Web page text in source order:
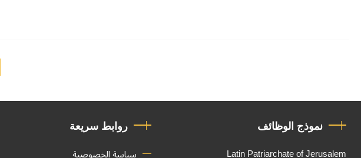
نموذج الوظائف
Latin Patriarchate of Jerusalem
روابط سريعة
سياسة الخصوصية